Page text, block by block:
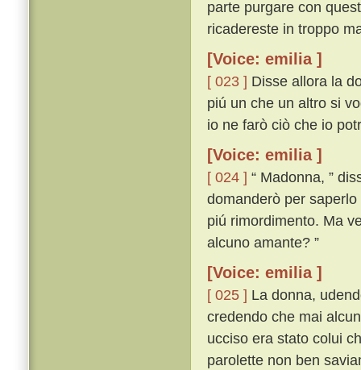
parte purgare con
ricadereste in troppo
[Voice: emilia ]
[ 023 ] Disse allora la
piú un che un altro si
io ne farò ciò che io
[Voice: emilia ]
[ 024 ] “ Madonna, ”
domanderò per
piú rimordimento. Ma
alcuno amante? ”
[Voice: emilia ]
[ 025 ] La donna,
credendo che mai
ucciso era stato colui
parolette non ben